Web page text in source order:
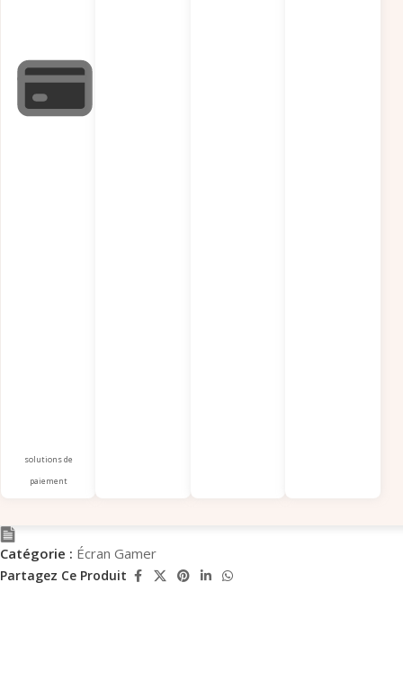
solutions de
paiement
Catégorie : Écran Gamer
Partagez Ce Produit